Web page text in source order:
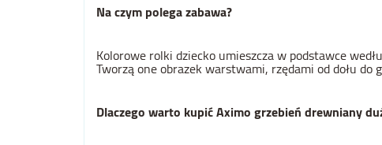
Na czym polega zabawa?
Kolorowe rolki dziecko umieszcza w podstawce
Tworzą one obrazek warstwami, rzędami od dołu do
Dlaczego warto kupić Aximo grzebień drewniany